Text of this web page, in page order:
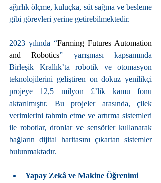
ağırlık ölçme, kuluçka, süt sağma ve besleme
gibi görevleri yerine getirebilmektedir.
2023 yılında “Farming Futures Automation
and Robotics” yarışması kapsamında
Birleşik Krallık’ta robotik ve otomasyon
teknolojilerini geliştiren on dokuz yenilikçi
projeye 12,5 milyon £’lik kamu fonu
aktarılmıştır. Bu projeler arasında, çilek
verimlerini tahmin etme ve artırma sistemleri
ile robotlar, dronlar ve sensörler kullanarak
bağların dijital haritasını çıkartan sistemler
bulunmaktadır.
Yapay Zekâ ve Makine Öğrenimi